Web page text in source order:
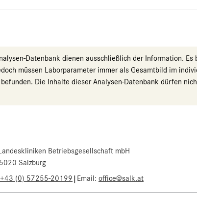
Datenbank dienen ausschließlich der Information.
müssen Laborparameter immer als Gesamtbild im
Die Inhalte dieser Analysen-Datenbank dürfen
Betriebsgesellschaft mbH
Salzburg
+43 (0) 57255-20199 | Email: office@salk.at